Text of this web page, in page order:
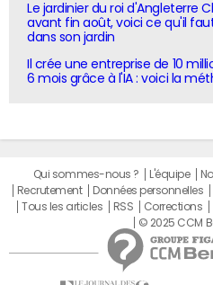
Le jardinier du roi d'Angleterre
avant fin août, voici ce qu'il
dans son jardin
Il crée une entreprise de 10
6 mois grâce à l'IA : voici la
Qui sommes-nous ? L'équipe
Recrutement
Données personnelles
Tous les articles
RSS Corrections
© 2025 CCM